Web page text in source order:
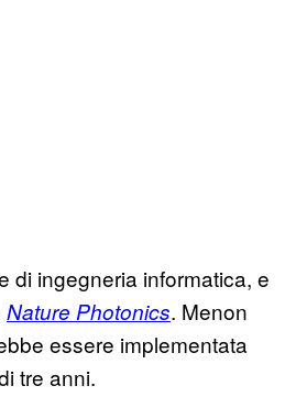
di ingegneria informatica, e
Nature Photonics. Menon
essere implementata
tre anni.